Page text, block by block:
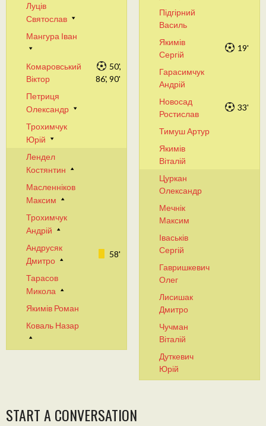
Луців
Святослав
Мангура Іван
Комаровський
Віктор
50',
86', 90'
Петриця
Олександр
Трохимчук
Юрій
Лендел
Костянтин
Масленніков
Максим
Трохимчук
Андрій
Андрусяк
Дмитро
58'
Тарасов
Микола
Якимів Роман
Коваль Назар
Підгірний
Василь
Якимів
Сергій
19'
Гарасимчук
Андрій
Новосад
Ростислав
33'
Тимуш Артур
Якимів
Віталій
Цуркан
Олександр
Мечнік
Максим
Іваськів
Сергій
Гавришкевич
Олег
Лисишак
Дмитро
Чучман
Віталій
Дуткевич
Юрій
START A CONVERSATION